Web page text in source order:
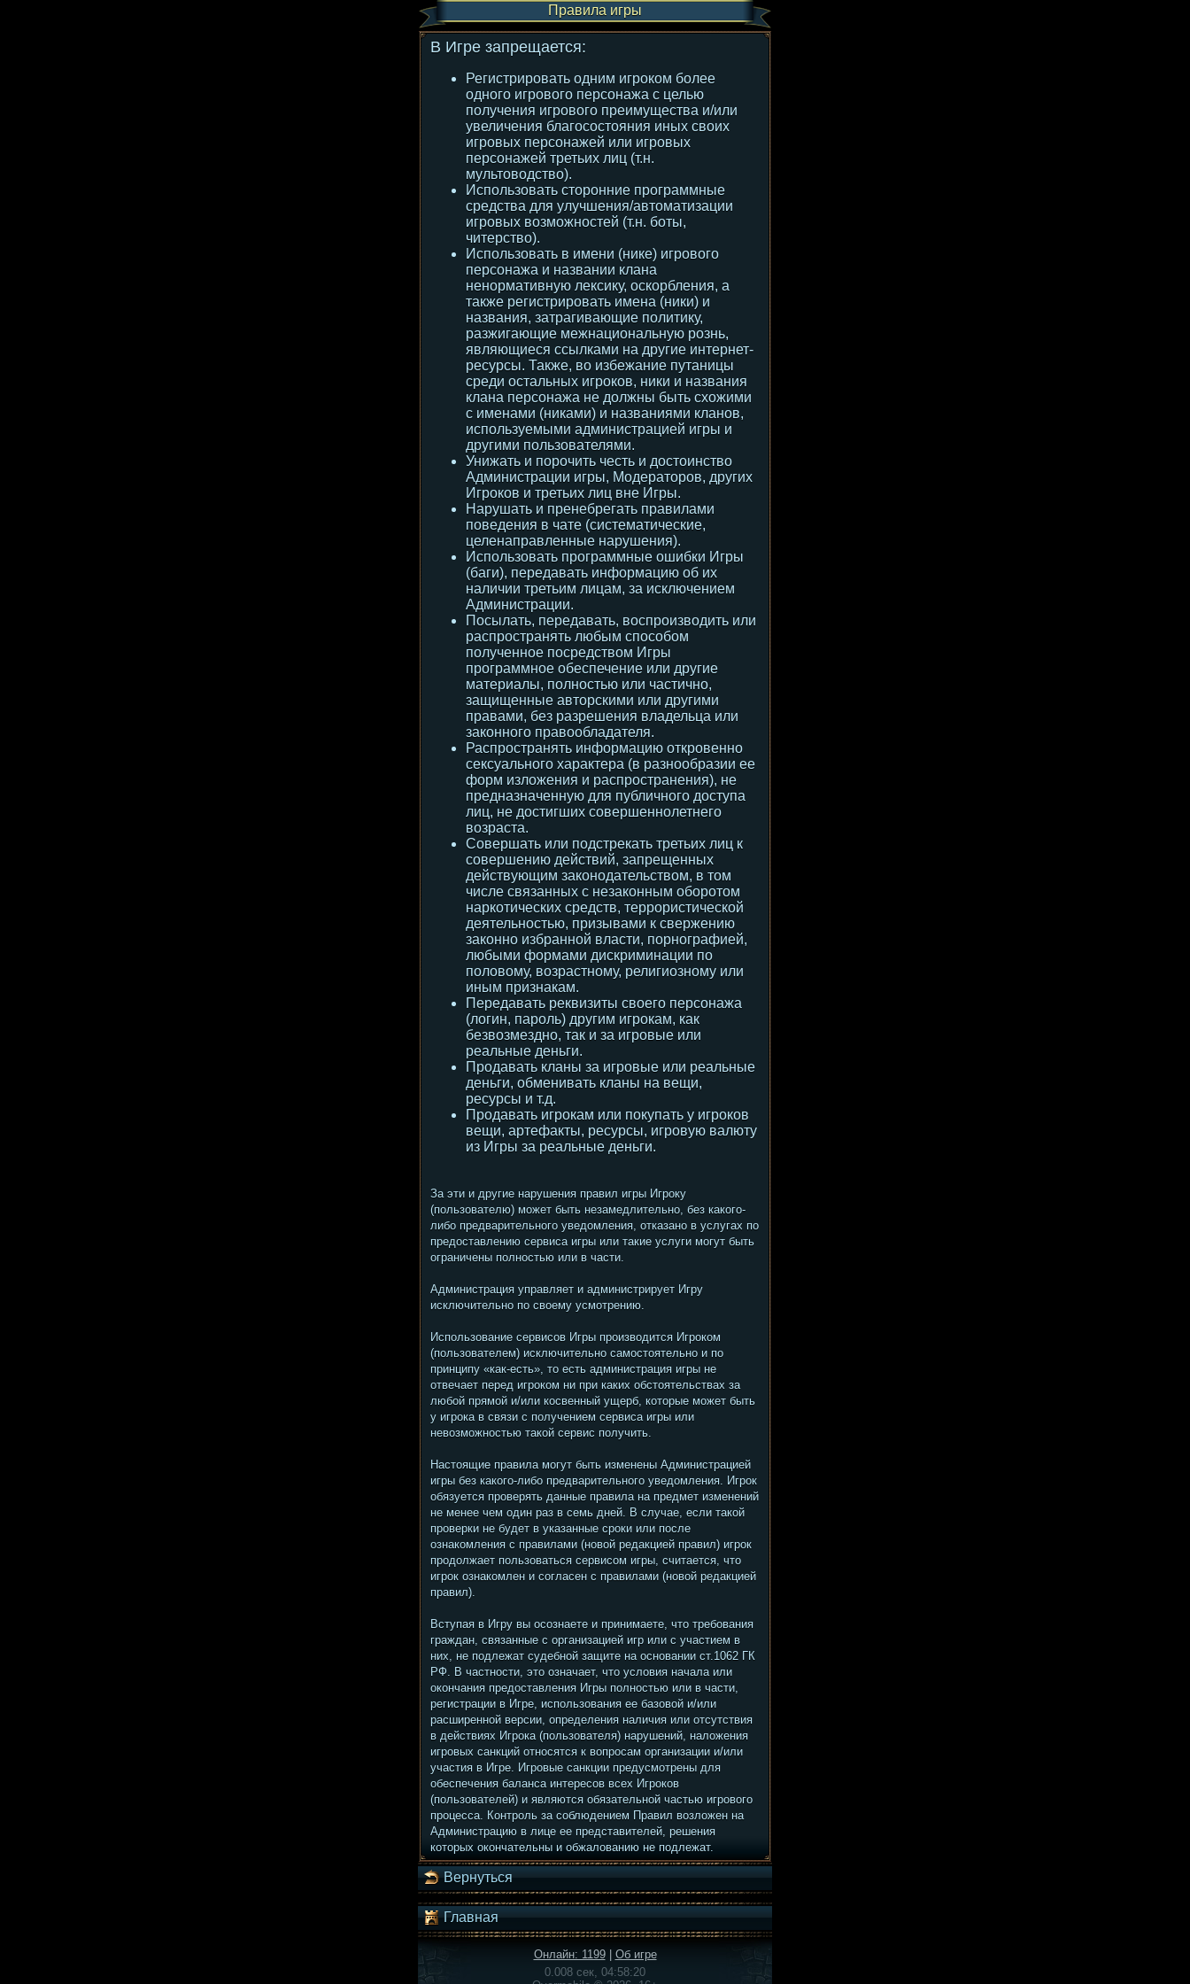
Правила игры
В Игре запрещается:
Регистрировать одним игроком более
одного игрового персонажа с целью
получения игрового преимущества и/или
увеличения благосостояния иных своих
игровых персонажей или игровых
персонажей третьих лиц (т.н.
мультоводство).
Использовать сторонние программные
средства для улучшения/автоматизации
игровых возможностей (т.н. боты,
читерство).
Использовать в имени (нике) игрового
персонажа и названии клана
ненормативную лексику, оскорбления, а
также регистрировать имена (ники) и
названия, затрагивающие политику,
разжигающие межнациональную рознь,
являющиеся ссылками на другие интернет-
ресурсы. Также, во избежание путаницы
среди остальных игроков, ники и названия
клана персонажа не должны быть схожими
с именами (никами) и названиями кланов,
используемыми администрацией игры и
другими пользователями.
Унижать и порочить честь и достоинство
Администрации игры, Модераторов, других
Игроков и третьих лиц вне Игры.
Нарушать и пренебрегать правилами
поведения в чате (систематические,
целенаправленные нарушения).
Использовать программные ошибки Игры
(баги), передавать информацию об их
наличии третьим лицам, за исключением
Администрации.
Посылать, передавать, воспроизводить или
распространять любым способом
полученное посредством Игры
программное обеспечение или другие
материалы, полностью или частично,
защищенные авторскими или другими
правами, без разрешения владельца или
законного правообладателя.
Распространять информацию откровенно
сексуального характера (в разнообразии ее
форм изложения и распространения), не
предназначенную для публичного доступа
лиц, не достигших совершеннолетнего
возраста.
Совершать или подстрекать третьих лиц к
совершению действий, запрещенных
действующим законодательством, в том
числе связанных с незаконным оборотом
наркотических средств, террористической
деятельностью, призывами к свержению
законно избранной власти, порнографией,
любыми формами дискриминации по
половому, возрастному, религиозному или
иным признакам.
Передавать реквизиты своего персонажа
(логин, пароль) другим игрокам, как
безвозмездно, так и за игровые или
реальные деньги.
Продавать кланы за игровые или реальные
деньги, обменивать кланы на вещи,
ресурсы и т.д.
Продавать игрокам или покупать у игроков
вещи, артефакты, ресурсы, игровую валюту
из Игры за реальные деньги.
За эти и другие нарушения правил игры Игроку
(пользователю) может быть незамедлительно, без какого-
либо предварительного уведомления, отказано в услугах по
предоставлению сервиса игры или такие услуги могут быть
ограничены полностью или в части.
Администрация управляет и администрирует Игру
исключительно по своему усмотрению.
Использование сервисов Игры производится Игроком
(пользователем) исключительно самостоятельно и по
принципу «как-есть», то есть администрация игры не
отвечает перед игроком ни при каких обстоятельствах за
любой прямой и/или косвенный ущерб, которые может быть
у игрока в связи с получением сервиса игры или
невозможностью такой сервис получить.
Настоящие правила могут быть изменены Администрацией
игры без какого-либо предварительного уведомления. Игрок
обязуется проверять данные правила на предмет изменений
не менее чем один раз в семь дней. В случае, если такой
проверки не будет в указанные сроки или после
ознакомления с правилами (новой редакцией правил) игрок
продолжает пользоваться сервисом игры, считается, что
игрок ознакомлен и согласен с правилами (новой редакцией
правил).
Вступая в Игру вы осознаете и принимаете, что требования
граждан, связанные с организацией игр или с участием в
них, не подлежат судебной защите на основании ст.1062 ГК
РФ. В частности, это означает, что условия начала или
окончания предоставления Игры полностью или в части,
регистрации в Игре, использования ее базовой и/или
расширенной версии, определения наличия или отсутствия
в действиях Игрока (пользователя) нарушений, наложения
игровых санкций относятся к вопросам организации и/или
участия в Игре. Игровые санкции предусмотрены для
обеспечения баланса интересов всех Игроков
(пользователей) и являются обязательной частью игрового
процесса. Контроль за соблюдением Правил возложен на
Администрацию в лице ее представителей, решения
которых окончательны и обжалованию не подлежат.
Вернуться
Главная
Онлайн: 1199| Об игре
0.008 сек, 04:58:20